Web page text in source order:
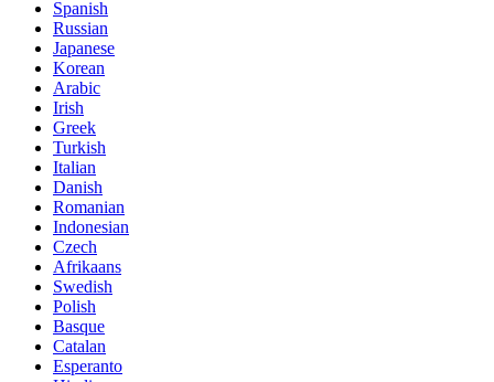
Spanish
Russian
Japanese
Korean
Arabic
Irish
Greek
Turkish
Italian
Danish
Romanian
Indonesian
Czech
Afrikaans
Swedish
Polish
Basque
Catalan
Esperanto